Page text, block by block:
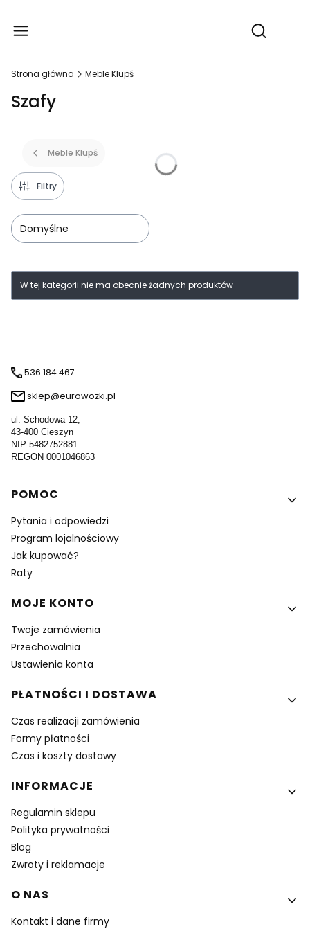
Otwórz
Strona główna Meble Klupś
Szafy
Meble Klupś
Filtry
Domyślne
Lista produktów
W tej kategorii nie ma obecnie żadnych produktów
536 184 467
sklep@eurowozki.pl
ul. Schodowa 12,
43-400 Cieszyn
NIP 5482752881
REGON 0001046863
Linki w stopce
POMOC
Pytania i odpowiedzi
Program lojalnościowy
Jak kupować?
Raty
MOJE KONTO
Twoje zamówienia
Przechowalnia
Ustawienia konta
PŁATNOŚCI I DOSTAWA
Czas realizacji zamówienia
Formy płatności
Czas i koszty dostawy
INFORMACJE
Regulamin sklepu
Polityka prywatności
Blog
Zwroty i reklamacje
O NAS
Kontakt i dane firmy